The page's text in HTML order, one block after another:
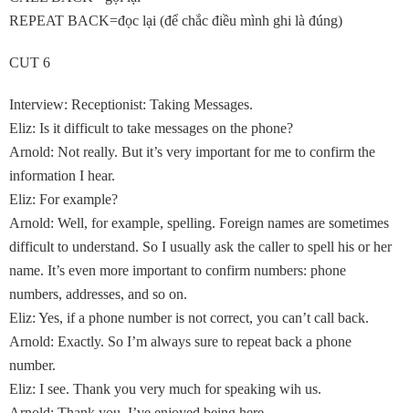
REPEAT BACK=đọc lại (để chắc điều mình ghi là đúng)
CUT 6
Interview: Receptionist: Taking Messages.
Eliz: Is it difficult to take messages on the phone?
Arnold: Not really. But it’s very important for me to confirm the
information I hear.
Eliz: For example?
Arnold: Well, for example, spelling. Foreign names are sometimes
difficult to understand. So I usually ask the caller to spell his or her
name. It’s even more important to confirm numbers: phone
numbers, addresses, and so on.
Eliz: Yes, if a phone number is not correct, you can’t call back.
Arnold: Exactly. So I’m always sure to repeat back a phone
number.
Eliz: I see. Thank you very much for speaking wih us.